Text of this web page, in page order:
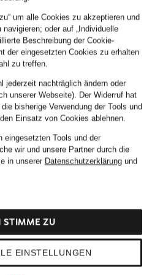
um alle Cookies zu akzeptieren und
oder auf „Individuelle
Beschreibung der Cookie-
der eingesetzten Cookies zu erhalten
zu treffen.
jederzeit nachträglich ändern oder
unserer Webseite). Der Widerruf hat
bisherige Verwendung der Tools und
Einsatz von Cookies ablehnen.
eingesetzten Tools und der
wir und unsere Partner durch die
in unserer Datenschutzerklärungund
EINSTELLUNGEN
STIMME ZU